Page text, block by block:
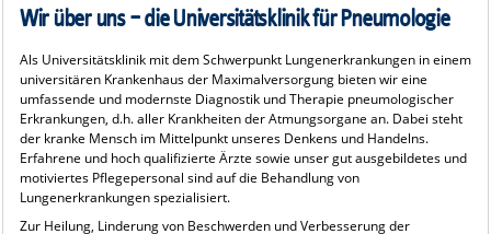
TEAM
FORSCHUNG
LEHRE
NEWS
LINKS
Wir über uns – die Universitätsklinik für Pneumologie
Als Universitätsklinik mit dem Schwerpunkt Lungenerkrankungen in einem
universitären Krankenhaus der Maximalversorgung bieten wir eine
umfassende und modernste Diagnostik und Therapie pneumologischer
Erkrankungen, d.h. aller Krankheiten der Atmungsorgane an. Dabei steht
der kranke Mensch im Mittelpunkt unseres Denkens und Handelns.
Erfahrene und hoch qualifizierte Ärzte sowie unser gut ausgebildetes und
motiviertes Pflegepersonal sind auf die Behandlung von
Lungenerkrankungen spezialisiert.
Zur Heilung, Linderung von Beschwerden und Verbesserung der